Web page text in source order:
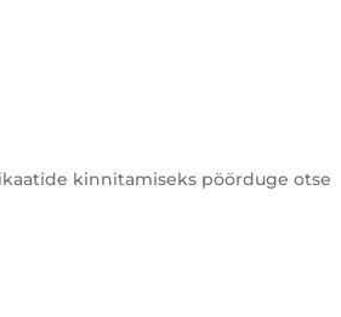
kinnitamiseks pöörduge otse